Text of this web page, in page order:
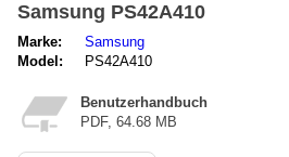
Samsung PS42A410
Marke:
Samsung
Model:
PS42A410
Benutzerhandbuch
PDF, 64.68 MB